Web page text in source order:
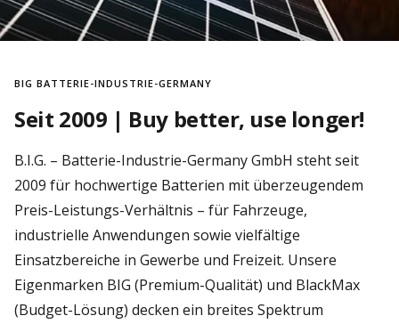
BIG BATTERIE-INDUSTRIE-GERMANY
Seit 2009 | Buy better, use longer!
B.I.G. – Batterie-Industrie-Germany GmbH steht seit
2009 für hochwertige Batterien mit überzeugendem
Preis-Leistungs-Verhältnis – für Fahrzeuge,
industrielle Anwendungen sowie vielfältige
Einsatzbereiche in Gewerbe und Freizeit. Unsere
Eigenmarken BIG (Premium-Qualität) und BlackMax
(Budget-Lösung) decken ein breites Spektrum